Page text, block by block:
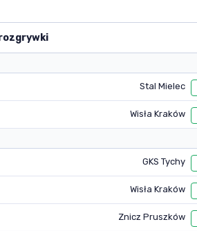
Stal Mielec
Wisła Kraków
GKS Tychy
Wisła Kraków
Znicz Pruszków